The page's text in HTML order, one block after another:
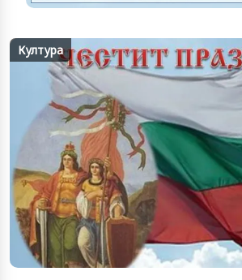
Култура